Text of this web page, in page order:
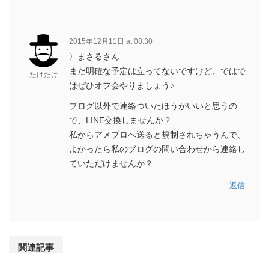
たけたけ
2015年12月11日 at 08:30
〉まさるさん
まだ明確な予定は立ってないですけど、ではで
はぜひオフ会やりましょう♪
ブログ以外で連絡ついたほうがいいと思うの
で、LINE交換しませんか？
私からアメブロへ送ると規制されちゃうんで、
よかったら私のブログの問い合わせから連絡し
ていただけませんか？
返信
関連記事